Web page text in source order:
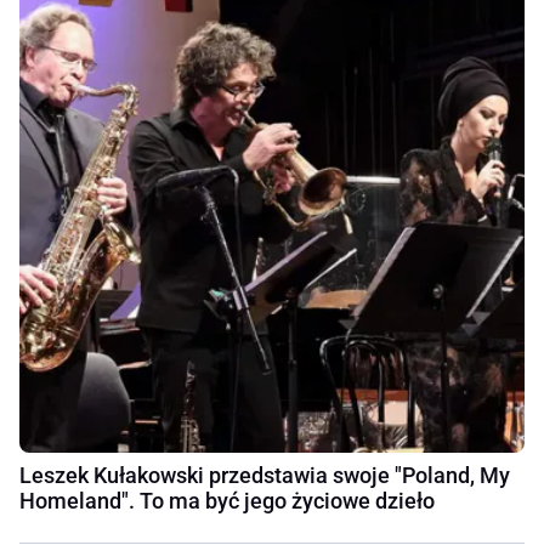
Leszek Kułakowski przedstawia swoje "Poland, My
Homeland". To ma być jego życiowe dzieło